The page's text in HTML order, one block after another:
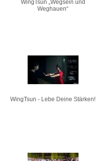
WingTsun „Wegsein und
Weghauen“
WingTsun - Lebe Deine Stärken!